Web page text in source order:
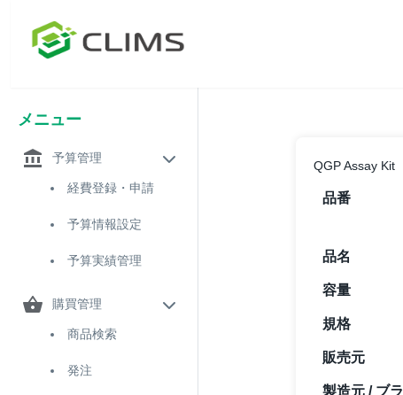
メニュー
予算管理
経費登録・申請
予算情報設定
予算実績管理
購買管理
商品検索
発注
QGP Assay Kit
品番
品名
容量
規格
販売元
製造元 / ブラ